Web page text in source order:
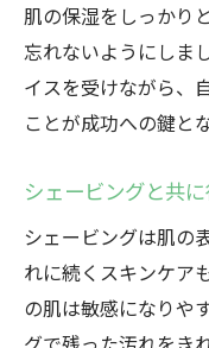
肌の保湿をしっかり
忘れないようにしま
イスを受けながら、
ことが成功への鍵と
シェービングと共
シェービングは肌の
れに続くスキンケア
の肌は敏感になりや